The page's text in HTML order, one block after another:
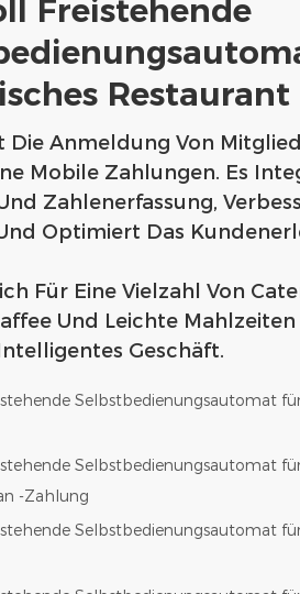
Freistehende
Restaurant
Anmeldung Von
Mobile Zahlungen. Es
Zahlenerfassung,
Optimiert Das
Für Eine Vielzahl Von
Und Leichte
Geschäft.
-Zahlung